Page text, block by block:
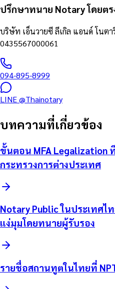
ปรึกษาทนาย Notary โดยตร
บริษัท เอ็นวายซี ลีเกิล แอนด์ โนตา
0435567000061
094-895-8999
LINE@Thainotary
บทความที่เกี่ยวข้อง
ขั้นตอน MFA Legalization
กระทรวงการต่างประเทศ
Notary Public ในประเทศไ
แง่มุมโดยทนายผู้รับรอง
รายชื่อสถานทูตในไทยที่